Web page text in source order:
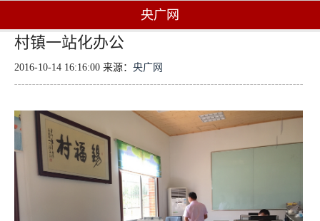
央广网
村镇一站化办公
2016-10-14 16:16:00 来源： 央广网